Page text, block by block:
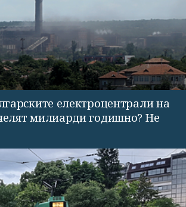
електроцентрали на
милиарди годишно? Не